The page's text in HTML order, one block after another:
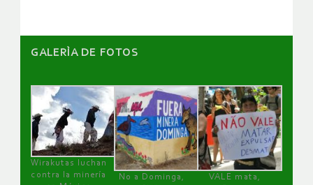
GALERÌA DE FOTOS
Wirakutas luchan
contra la minería
No a Dominga,
VALE mata,